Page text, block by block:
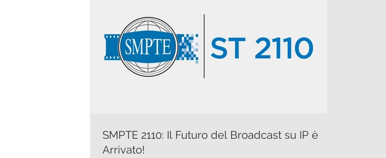
SMPTE 2110: Il Futuro del Broadcast su IP è
Arrivato!